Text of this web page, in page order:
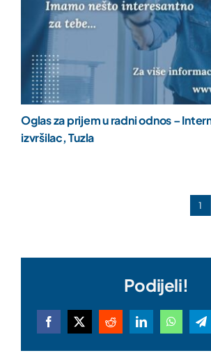
Oglas za prijem u radni odnos –
izvršilac, Tuzla
1
Podijeli!
Facebook
X RedditLinkedIn